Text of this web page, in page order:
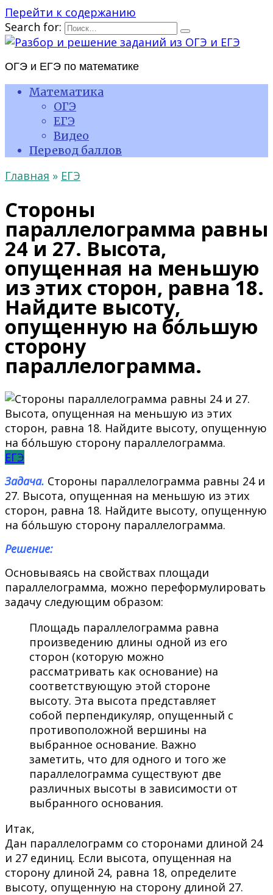
Перейти к содержанию
Search for:
ОГЭ и ЕГЭ по математике
Математика
ОГЭ
ЕГЭ
Видео
Перевод баллов
Главная » ЕГЭ
Стороны
параллелограмма равны
24 и 27. Высота,
опущенная на меньшую
из этих сторон, равна 18.
Найдите высоту,
опущенную на бо́льшую
сторону
параллелограмма.
ЕГЭ
Задача. Стороны параллелограмма равны 24 и
27. Высота, опущенная на меньшую из этих
сторон, равна 18. Найдите высоту, опущенную
на бо́льшую сторону параллелограмма.
Решение:
Основываясь на свойствах площади
параллелограмма, можно переформулировать
задачу следующим образом:
Площадь параллелограмма равна
произведению длины одной из его
сторон (которую можно
рассматривать как основание) на
соответствующую этой стороне
высоту. Эта высота представляет
собой перпендикуляр, опущенный с
противоположной вершины на
выбранное основание. Важно
заметить, что для одного и того же
параллелограмма существуют две
различных высоты в зависимости от
выбранного основания.
Итак,
Дан параллелограмм со сторонами длиной 24
и 27 единиц. Если высота, опущенная на
сторону длиной 24, равна 18, определите
высоту, опущенную на сторону длиной 27.